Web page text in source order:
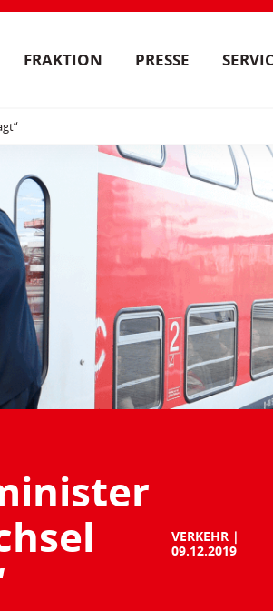
FRAKTION PRESSE
VERKEHR
09.12.2019